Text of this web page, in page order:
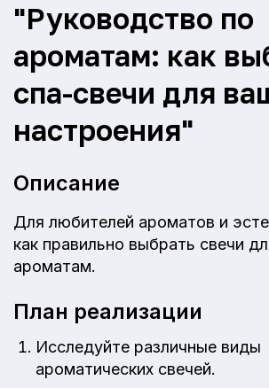
"Руководство по
ароматам: как
спа-свечи для
настроения"
Описание
Для любителей ароматов и
как правильно выбрать свечи
ароматам.
План реализации
Исследуйте различные виды
ароматических свечей.